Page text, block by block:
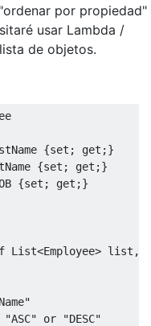
por propiedad"
usar Lambda /
de objetos.
{set ; get ;}
{set ; get ;}
{set ; get ;}
List<Employee> list ,
or "DESC"